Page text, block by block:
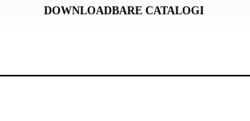
DOWNLOADBARE CATALOGI